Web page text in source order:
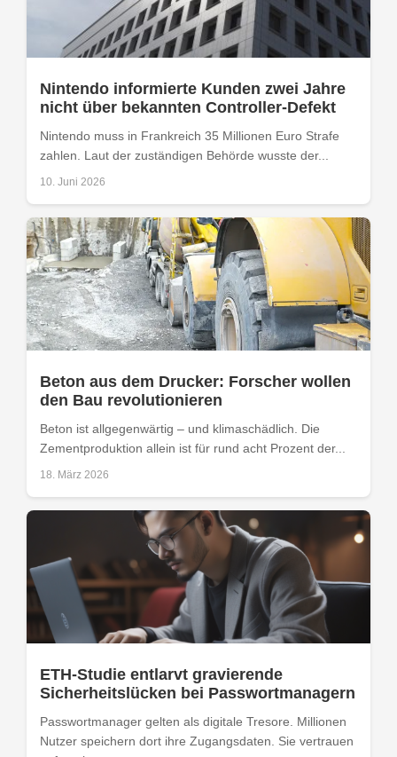
Nintendo informierte Kunden zwei Jahre
nicht über bekannten Controller-Defekt
Nintendo muss in Frankreich 35 Millionen Euro Strafe
zahlen. Laut der zuständigen Behörde wusste der...
10. Juni 2026
Beton aus dem Drucker: Forscher wollen
den Bau revolutionieren
Beton ist allgegenwärtig – und klimaschädlich. Die
Zementproduktion allein ist für rund acht Prozent der...
18. März 2026
ETH-Studie entlarvt gravierende
Sicherheitslücken bei Passwortmanagern
Passwortmanager gelten als digitale Tresore. Millionen
Nutzer speichern dort ihre Zugangsdaten. Sie vertrauen